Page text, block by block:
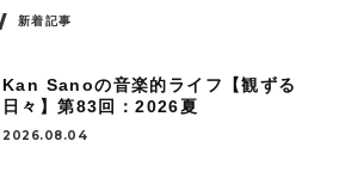
新着記事
Kan Sanoの音楽的ライフ【観ずる
日々】第83回：2026夏
2026.08.04